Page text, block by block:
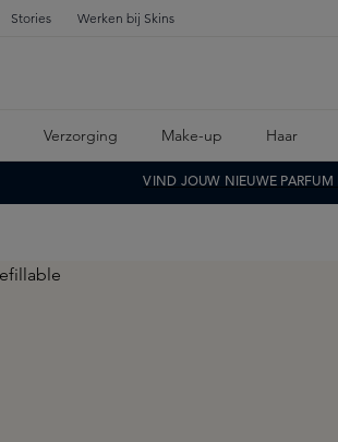
Stories Werken bij Skins
Verzorging Make-up Haar
VIND JOUW NIEUWE PARFUM